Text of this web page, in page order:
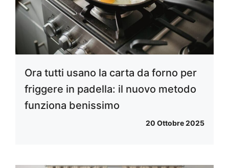
Ora tutti usano la carta da forno per
friggere in padella: il nuovo metodo
funziona benissimo
20 Ottobre 2025